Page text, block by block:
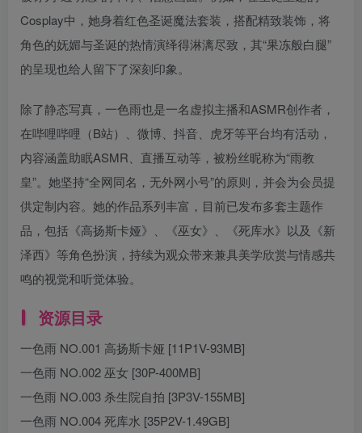
Cosplay中，她身着红色圣诞魔法套装，搭配精致装饰，将
角色的妩媚与圣诞的热情演绎得淋漓尽致，其“果冻般白腿”
的呈现也给人留下了深刻印象。
除了静态写真，一色雨也是一名虚拟主播和ASMR创作者，
在哔哩哔哩（B站）、微博、抖音、虎牙等平台均有活动，
内容涵盖助眠ASMR、直播互动等，被粉丝昵称为“雨教
皇”。她坚持“全网同名，无外网小号”的原则，并会为会员提
供定制内容。她的作品系列丰富，目前已发布多套主题作
品，包括《高扬斯卡娅》、《巫女》、《死库水》以及《新
泽西》等角色扮演，持续为观众带来兼具美学欣赏与情感共
鸣的视觉和听觉体验。
资源目录
一色雨 NO.001 高扬斯卡娅 [11P1V-93MB]
一色雨 NO.002 巫女 [30P-400MB]
一色雨 NO.003 杀生院自拍 [3P3V-155MB]
一色雨 NO.004 死库水 [35P2V-1.49GB]